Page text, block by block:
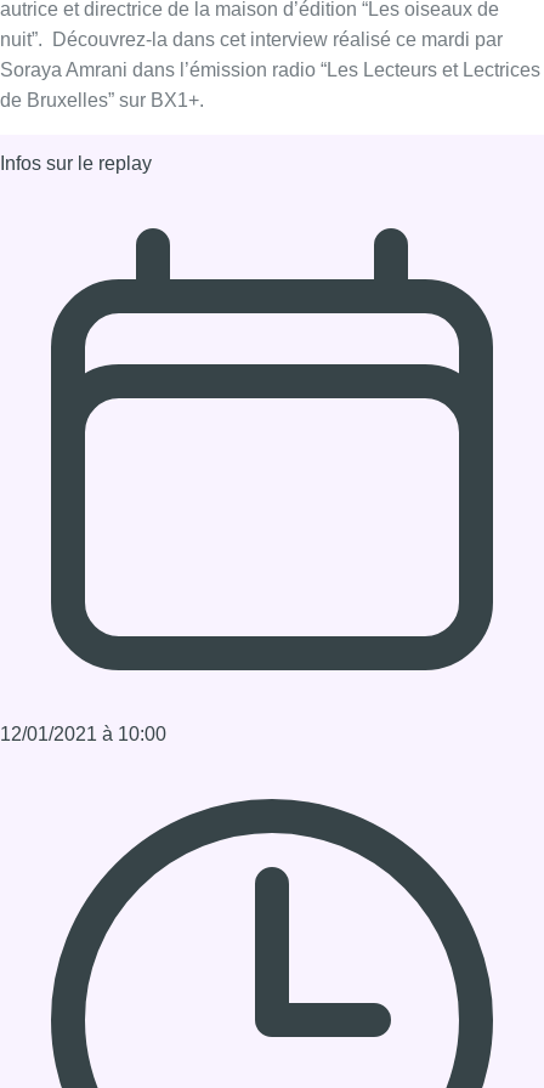
12/01/2021 à 10:00
Durée : 02:00:00:00
Partager l'émission
Facebook
Twitter